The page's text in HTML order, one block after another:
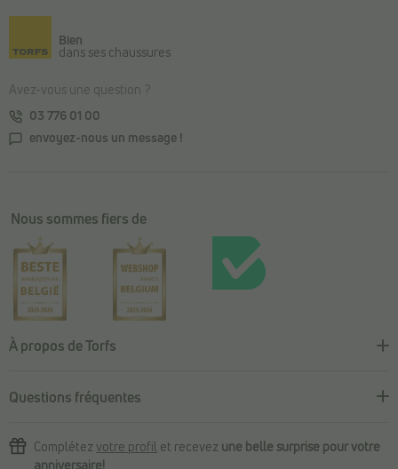
Bien
dans ses chaussures
Avez-vous une question ?
03 776 01 00
envoyez-nous un message !
Nous sommes fiers de
À propos de Torfs
Questions fréquentes
Complétez votre profil et recevez une belle surprise pour votre
anniversaire!